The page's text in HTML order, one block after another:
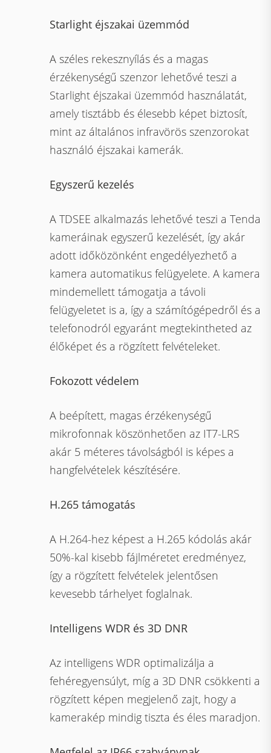
Starlight éjszakai üzemmód
A széles rekesznyílás és a magas
érzékenységű szenzor lehetővé teszi a
Starlight éjszakai üzemmód használatát,
amely tisztább és élesebb képet biztosít,
mint az általános infravörös szenzorokat
használó éjszakai kamerák.
Egyszerű kezelés
A TDSEE alkalmazás lehetővé teszi a Tenda
kameráinak egyszerű kezelését, így akár
adott időközönként engedélyezhető a
kamera automatikus felügyelete. A kamera
mindemellett támogatja a távoli
felügyeletet is a, így a számítógépedről és a
telefonodról egyaránt megtekintheted az
élőképet és a rögzített felvételeket.
Fokozott védelem
A beépített, magas érzékenységű
mikrofonnak köszönhetően az IT7-LRS
akár 5 méteres távolságból is képes a
hangfelvételek készítésére.
H.265 támogatás
A H.264-hez képest a H.265 kódolás akár
50%-kal kisebb fájlméretet eredményez,
így a rögzített felvételek jelentősen
kevesebb tárhelyet foglalnak.
Intelligens WDR és 3D DNR
Az intelligens WDR optimalizálja a
fehéregyensúlyt, míg a 3D DNR csökkenti a
rögzített képen megjelenő zajt, hogy a
kamerakép mindig tiszta és éles maradjon.